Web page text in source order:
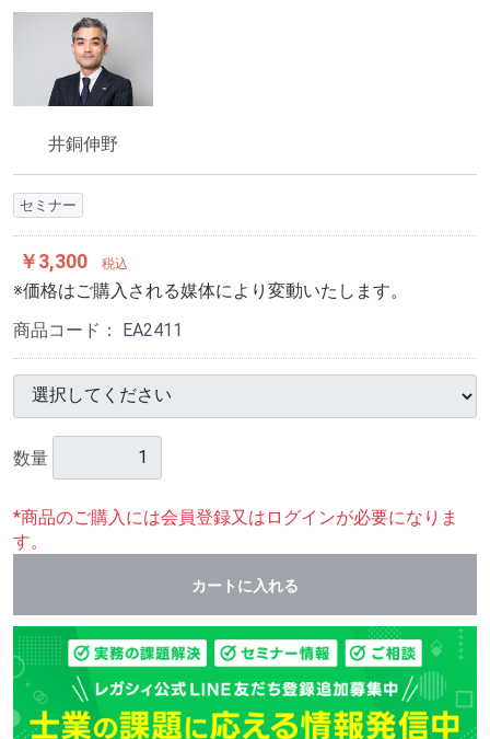
井銅伸野
セミナー
￥3,300 税込
※価格はご購入される媒体により変動いたします。
商品コード： EA2411
数量
*商品のご購入には会員登録又はログインが必要になりま
す。
カートに入れる